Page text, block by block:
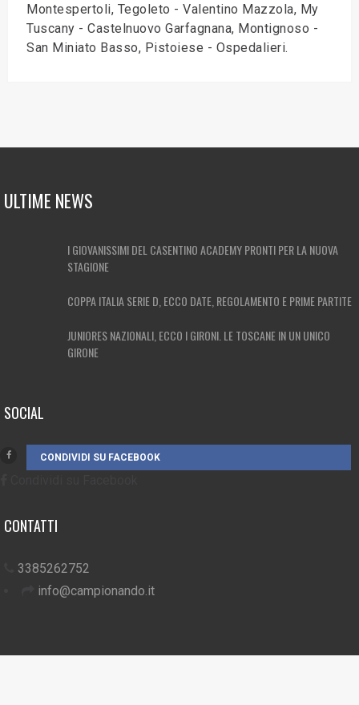
Montespertoli, Tegoleto - Valentino Mazzola, My
Tuscany - Castelnuovo Garfagnana, Montignoso -
San Miniato Basso, Pistoiese - Ospedalieri.
ULTIME NEWS
I GIOVANISSIMI DEL CASENTINO ACADEMY PRONTI PER LA NUOVA
STAGIONE
COPPA ITALIA SERIE D, ECCO DATE, REGOLAMENTO E PRIME PARTITE
JUNIORES NAZIONALI, ECCO I GIRONI. LE TOSCANE IN UN UNICO
GIRONE
SOCIAL
CONDIVIDI SU FACEBOOK
CONTATTI
3385262752
info@campionando.it